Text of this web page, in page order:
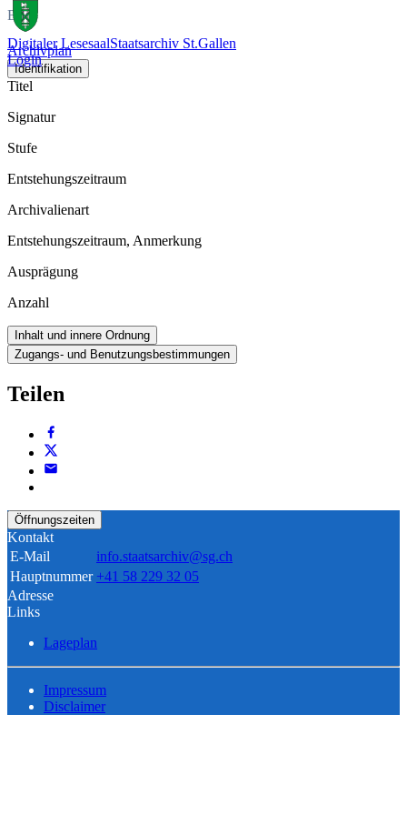
Digitaler LesesaalStaatsarchiv St.Gallen
Login
Bild
Archivplan
Identifikation
Titel
Signatur
Stufe
Entstehungszeitraum
Archivalienart
Entstehungszeitraum, Anmerkung
Ausprägung
Anzahl
Inhalt und innere Ordnung
Zugangs- und Benutzungsbestimmungen
Teilen
Öffnungszeiten
Kontakt
E-Mail
info.staatsarchiv@sg.ch
Hauptnummer +41 58 229 32 05
Adresse
Links
Lageplan
Impressum
Disclaimer